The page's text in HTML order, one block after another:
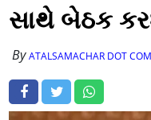
સાથે બેઠક
ByATALSAMACHAR DOT COM